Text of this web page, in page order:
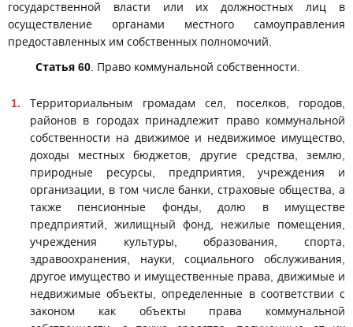
государственной власти или их должностных лиц в
осуществление органами местного самоуправления
предоставленных им собственных полномочий.
Статья 60 . Право коммунальной собственности.
Территориальным громадам сел, поселков, городов,
районов в городах принадлежит право коммунальной
собственности на движимое и недвижимое имущество,
доходы местных бюджетов, другие средства, землю,
природные ресурсы, предприятия, учреждения и
организации, в том числе банки, страховые общества, а
также пенсионные фонды, долю в имуществе
предприятий, жилищный фонд, нежилые помещения,
учреждения культуры, образования, спорта,
здравоохранения, науки, социального обслуживания,
другое имущество и имущественные права, движимые и
недвижимые объекты, определенные в соответствии с
законом как объекты права коммунальной